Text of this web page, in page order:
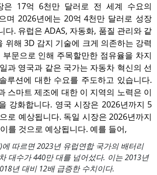
은 17억 6천만 달러로 전 세계 수요의
며 2026년에는 20억 4천만 달러로 성장
다. 유럽은 ADAS, 자동화, 품질 관리와 같
위해 3D 감지 기술에 크게 의존하는 강력
문으로 인해 주목할만한 점유율을 차지
과 영국과 같은 국가는 자동차 혁신의 선
루션에 대한 수요를 주도하고 있습니다.
스마트 제조에 대한 이 지역의 노력은 이
강화합니다. 영국 시장은 2026년까지 5
로 예상됩니다. 독일 시장은 2026년까지
를 것으로 예상됩니다. 예를 들어,
에 따르면 2023년 유럽연합 국가의 배터리
대수가 440만 대를 넘어섰다. 이는 2013년
년 대비 12배 급증한 수치이다.